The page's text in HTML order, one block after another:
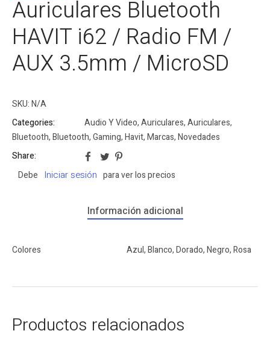
Auriculares Bluetooth
HAVIT i62 / Radio FM /
AUX 3.5mm / MicroSD
SKU:N/A
Categories:
Audio Y Video,Auriculares,Auriculares,
Bluetooth,Bluetooth,Gaming,Havit,Marcas,Novedades
Share:
Debe
Iniciar sesión para ver los precios
Información adicional
Colores Azul, Blanco, Dorado, Negro, Rosa
Productos relacionados